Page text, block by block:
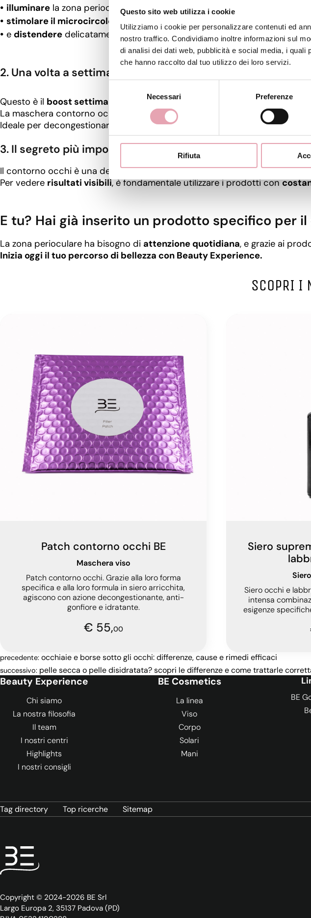
Questo sito web utilizza i cookie
Utilizziamo i cookie per personalizzare contenuti ed
nostro traffico. Condividiamo inoltre informazioni sul
di analisi dei dati web, pubblicità e social media, i
che hanno raccolto dal tuo utilizzo dei loro servizi.
Necessari Preferenze
Rifiuta
illuminare la zona perioculare,
stimolare il microcircolo
e distendere delicatamente le rughe d’espressione.
2. Una volta a settimana:
Questo è il boost settimanale
che fa la differenza.
La maschera contorno occhi di Beauty Experience dona un effetto
Ideale per decongestionare e idratare in profondità, soprattutto dopo
3. Il segreto più importante? La costanza
Il contorno occhi è una delle zonepiù difficili da trattare, perché molto
Per vedere risultati visibili, è fondamentale utilizzare i prodotti con
E tu? Hai già inserito un prodotto specifico per
La zona perioculare ha bisogno di attenzione quotidiana, e grazie ai
Inizia oggi il tuo percorso di bellezza con Beauty Experience.
SCOPRI I
Patch contorno occhi BE
Maschera viso
Patch contorno occhi. Grazie alla loro forma
specifica e alla loro formula in siero arricchita,
agiscono con azione decongestionante, anti-
gonfiore e idratante.
€ 55,00
Siero
Siero occhi e
intensa
esigenze
precedente: occhiaie e borse sotto gli occhi: differenze, cause e rimedi efficaci
successivo: pelle secca o pelle disidratata? scopri le differenze e come trattarle
Beauty Experience
Chi siamo
La nostra filosofia
Il team
I nostri centri
Highlights
I nostri consigli
BE Cosmetics
La linea
Viso
Corpo
Solari
Mani
BE
Tag directory Top ricerche Sitemap
Copyright © 2024-2026 BE Srl
Largo Europa 2, 35137 Padova (PD)